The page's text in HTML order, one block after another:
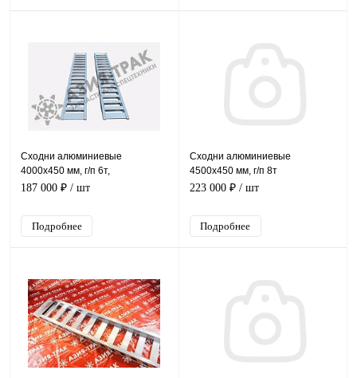
Сходни алюминиевые
4000х450 мм, г/п 6т,
универсальные
187 000 ₽ / шт
Подробнее
Сходни алюминиевые
4500х450 мм, г/п 8т
223 000 ₽/ шт
Подробнее